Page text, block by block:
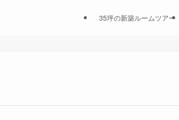
35坪の新築ルームツアー